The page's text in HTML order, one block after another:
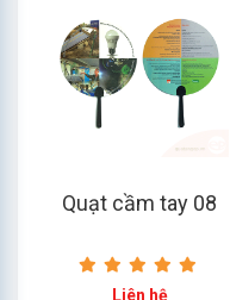
Quạt cầm tay 08
Liên hệ